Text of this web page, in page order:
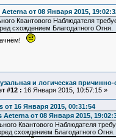
Aeterna от 08 Января 2015,
Квантового Наблюдателя
схождением Благодатного
и логическая
#12 : 16 Января 2015, 10:57:15 »
от 16 Января 2015, 00:31:54
Aeterna от 08 Января 2015,
Квантового Наблюдателя
схождением Благодатного